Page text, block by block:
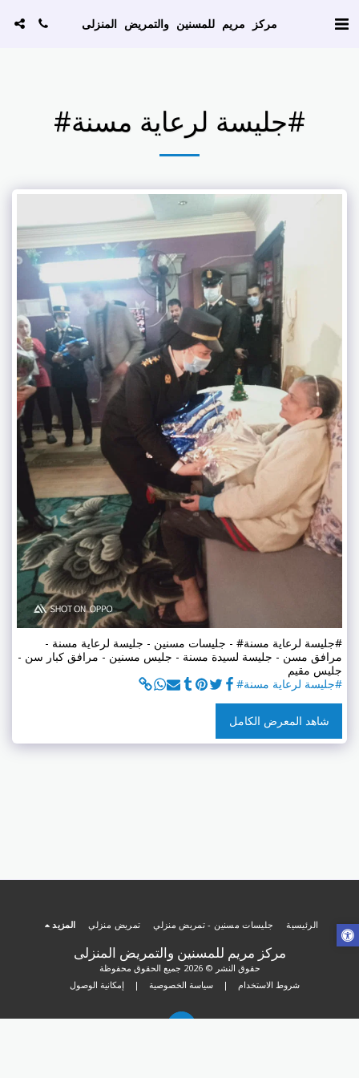
مركز مريم للمسنين والتمريض المنزلى
#جليسة لرعاية مسنة#
#جليسة لرعاية مسنة# - جليسات مسنين - جليسة لرعاية مسنة -
مرافق مسن - جليسة لسيدة مسنة - جليس مسنين - مرافق كبار سن -
جليس مقيم
#جليسة لرعاية مسنة#
شاهد المعرض الكامل
مركز مريم للمسنين والتمريض المنزلى
حقوق النشر © 2026 جميع الحقوق محفوظة
شروط الاستخدام |سياسة الخصوصية | إمكانية الوصول
الرئيسية جليسات مسنين - تمريض منزلي تمريض منزلي المزيد